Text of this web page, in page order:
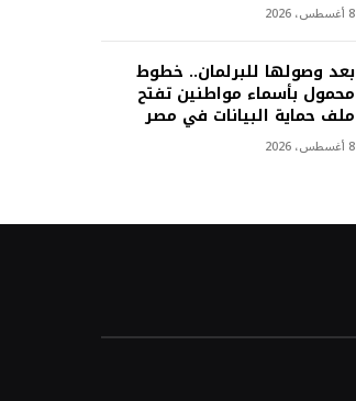
8 أغسطس، 2026
بعد وصولها للبرلمان.. خطوط
محمول بأسماء مواطنين تفتح
ملف حماية البيانات في مصر
8 أغسطس، 2026